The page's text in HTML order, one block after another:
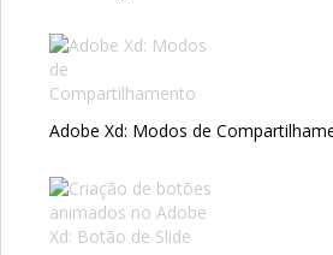
Adobe Xd: Modos de